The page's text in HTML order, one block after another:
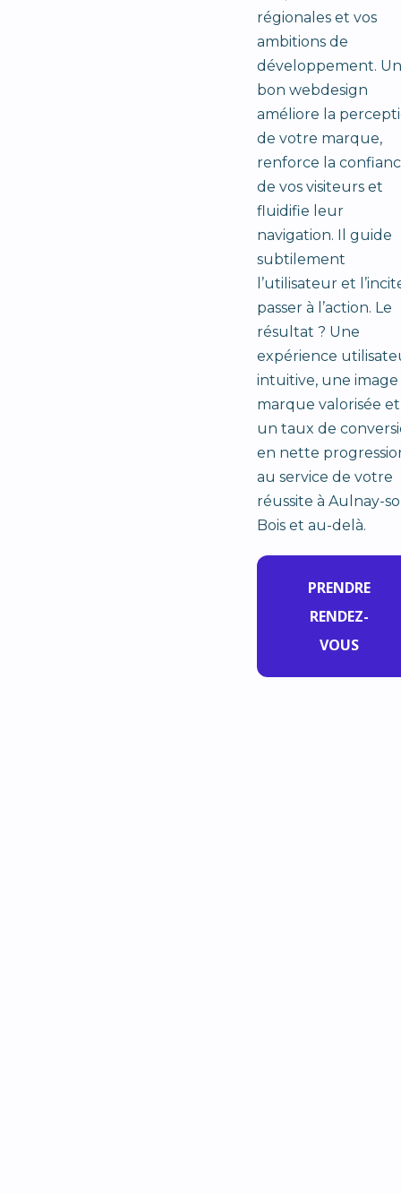
régionales et vos
ambitions de
développement. Un
bon webdesign
améliore la
de votre marque,
renforce la
de vos visiteurs et
fluidifie leur
navigation. Il guide
subtilement
l’utilisateur et
passer à l’action. Le
résultat ? Une
expérience
intuitive, une image
marque valorisée et
un taux de
en nette
au service de votre
réussite à Aulnay-
Bois et au-delà.
PRENDRE
RENDEZ-
VOUS